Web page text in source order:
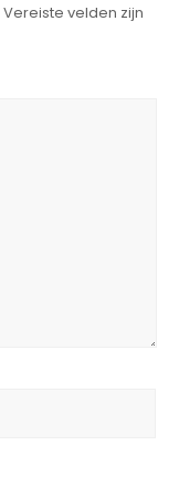
Vereiste velden zijn